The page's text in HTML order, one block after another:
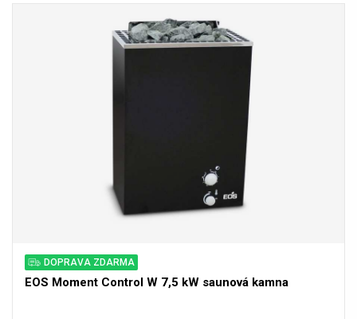
DOPRAVA ZDARMA
EOS Moment Control W 7,5 kW saunová kamna